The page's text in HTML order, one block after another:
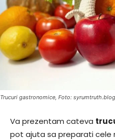
Trucuri gastronomice, Foto:
Va prezentam cateva
pot ajuta sa preparati cele